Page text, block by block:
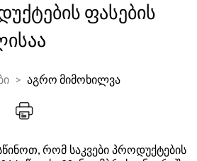
ფასების
აგრო მიმოხილვა
რომ საკვები პროდუქტების